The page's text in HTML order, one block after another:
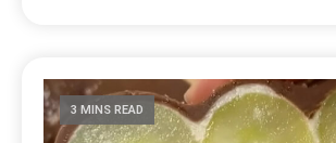
3 MINS READ